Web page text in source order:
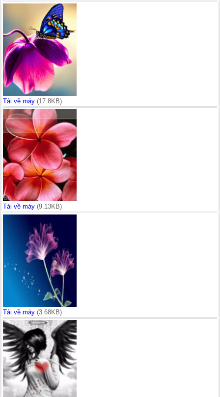
Tải về máy (17.8KB)
Tải về máy (9.13KB)
Tải về máy (3.68KB)